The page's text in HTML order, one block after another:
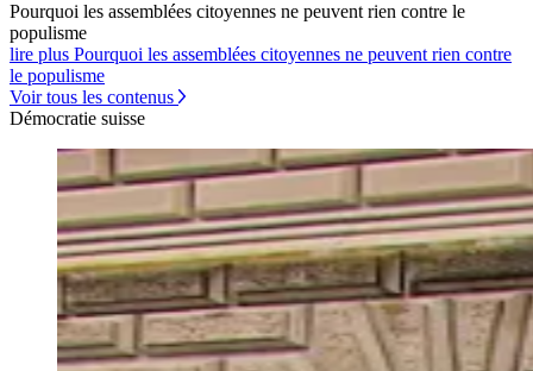
Pourquoi les assemblées citoyennes ne peuvent rien contre le
populisme
lire plus Pourquoi les assemblées citoyennes ne peuvent rien contre
le populisme
Voir tous les contenus
Démocratie suisse